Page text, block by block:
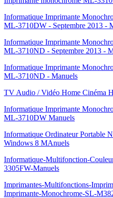
Informatique Imprimante
ML-3710DW - Septembre 2013 -
Informatique Imprimante
ML-3710ND - Septembre 2013 -
Informatique Imprimante
ML-3710ND - Manuels
TV Audio / Vidéo Home Cinéma
Informatique Imprimante
ML-3710DW Manuels
Informatique Ordinateur Portable
Windows 8 MAnuels
Informatique-Multifonction-
3305FW-Manuels
Imprimantes-Multifonctions-
Imprimante-Monochrome-SL-